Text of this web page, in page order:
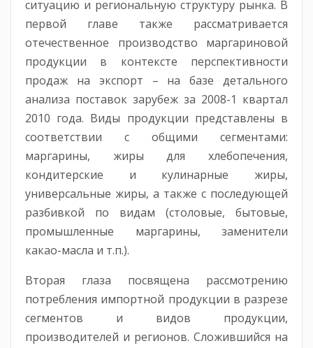
ситуацию и региональную структуру рынка. В
первой главе также рассматривается
отечественное производство маргариновой
продукции в контексте перспективности
продаж на экспорт – на базе детального
анализа поставок зарубеж за 2008-1 квартал
2010 года. Виды продукции представлены в
соответствии с общими сегментами:
маргарины, жиры для хлебопечения,
кондитерские и кулинарные жиры,
универсальные жиры, а также с последующей
разбивкой по видам (столовые, бытовые,
промышленные маргарины, заменители
какао-масла и т.п.).
Вторая глаза посвящена рассмотрению
потребления импортной продукции в разрезе
сегментов и видов продукции,
производителей и регионов. Сложившийся на